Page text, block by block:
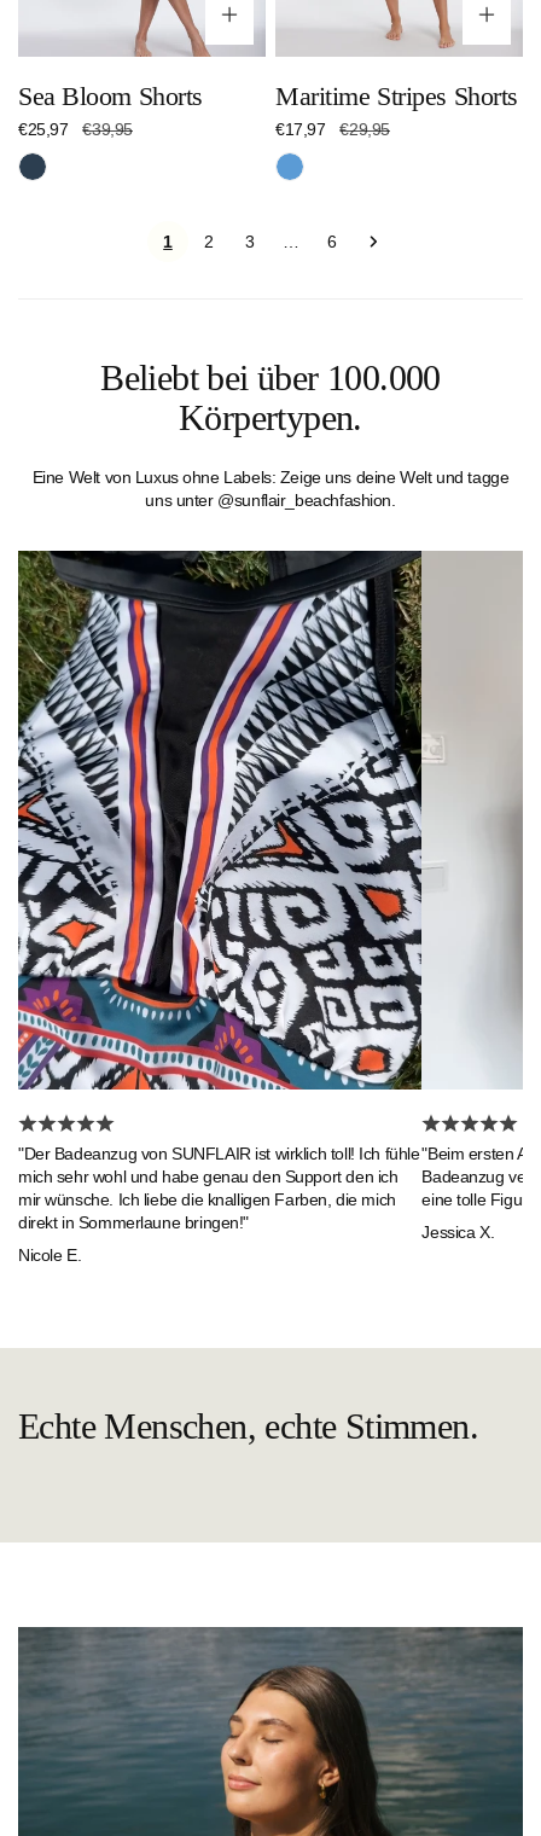
Optionen wählen
Sea Bloom Shorts
Verkaufspreis
€25,97
Regulärer
Preis
€39,95
Nachtblau
Maritime Stripes Shorts
Verkaufspreis
€17,97
Regulärer
Preis
€29,95
Blau
1 2 3 … 6
Beliebt bei über 100.000
Körpertypen.
Eine Welt von Luxus ohne Labels: Zeige uns deine Welt und tagge
uns unter @sunflair_beachfashion.
"Der Badeanzug von SUNFLAIR ist wirklich toll! Ich fühle
mich sehr wohl und habe genau den Support den ich
mir wünsche. Ich liebe die knalligen Farben, die mich
direkt in Sommerlaune bringen!"
Nicole E.
"Beim ersten
Badeanzug
eine tolle Figur."
Jessica X.
Echte Menschen, echte Stimmen.